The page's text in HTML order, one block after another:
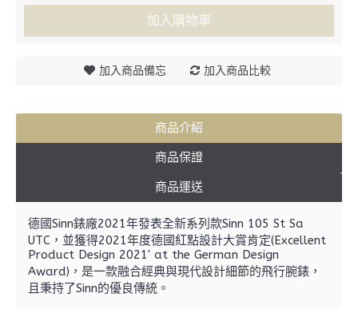
加入購物車
加入商品備忘 加入商品比較
商品介紹
商品保證
商品運送
德國Sinn錶廠2021年發表全新系列款Sinn 105 St Sa
UTC，並獲得2021年度德國紅點設計大賞肯定(Excellent
Product Design 2021' at the German Design
Award)，是一款融合經典與現代設計細節的飛行腕錶，
且秉持了Sinn的優良傳統。